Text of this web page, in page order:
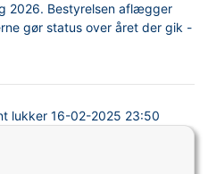
2026. Bestyrelsen aflægger
gør status over året der gik -
lukker 16-02-2025 23:50